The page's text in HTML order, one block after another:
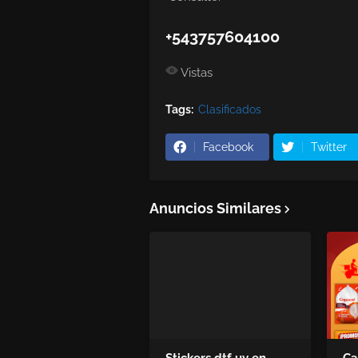
+543757604100
Vistas
Tags: Clasificados
Facebook Twitter
Anuncios Similares